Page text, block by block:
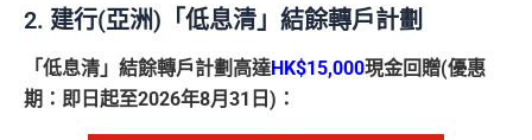
2. 建行(亞洲)「低息清」結餘轉戶計劃
「低息清」結餘轉戶計劃高達HK$15,000現金回贈(優惠
期：即日起至2026年8月31日)：